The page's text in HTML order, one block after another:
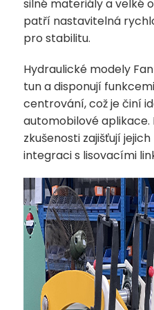
silné materiály a velké
patří nastavitelná
pro stabilitu.
Hydraulické modely
tun a disponují
centrování, což je činí
automobilové aplikace.
zkušenosti zajišťují
integraci s lisovacími